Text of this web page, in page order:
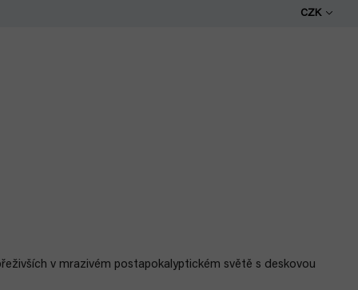
CZK
v mrazivém postapokalyptickém světě s deskovou